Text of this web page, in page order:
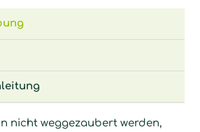
nicht weggezaubert werden,